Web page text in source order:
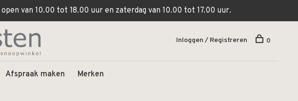
van 10.00 tot 18.00 uur en zaterdag van 10.00 tot 17.00 uur.
Afspraak maken Merken
Inloggen / Registreren 0